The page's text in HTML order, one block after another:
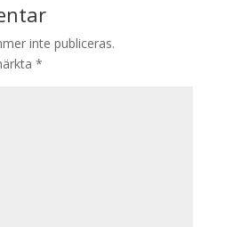
inte publiceras.
*